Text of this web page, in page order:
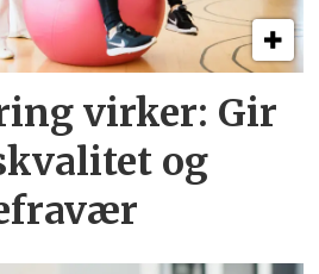
virker: Gir
og